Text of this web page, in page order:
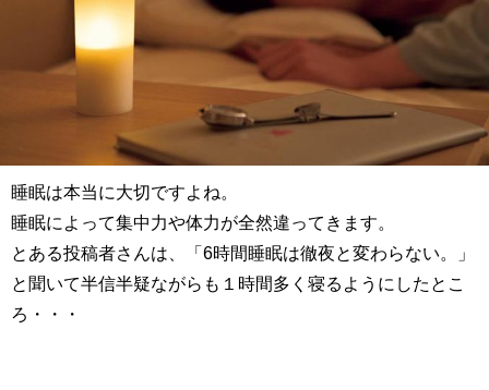
睡眠は本当に大切ですよね。
睡眠によって集中力や体力が全然違ってきます。
とある投稿者さんは、「6時間睡眠は徹夜と変わらない。」
と聞いて半信半疑ながらも１時間多く寝るようにしたとこ
ろ・・・